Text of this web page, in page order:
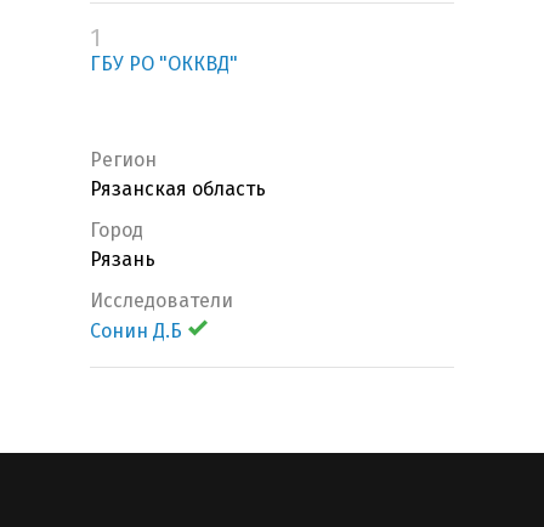
1
ГБУ РО "ОККВД"
Регион
Рязанская область
Город
Рязань
Исследователи
Сонин Д.Б